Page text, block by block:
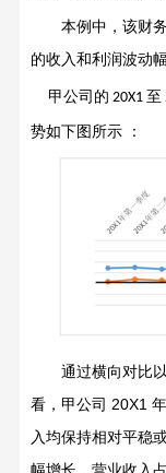
本例中，该财
的收入和利润波动
甲公司的 20X1 至
势如下图所示 ：
通过横向对比
看，甲公司 20X1
入均保持相对平稳